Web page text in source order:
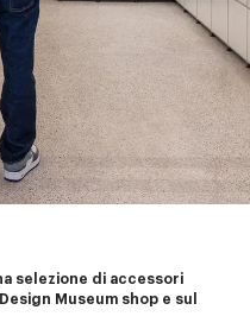
selezione di accessori
Museum shop e sul